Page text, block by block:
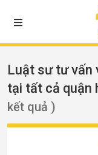
Luật sư tư vấn
tại tất cả quận
kết quả )